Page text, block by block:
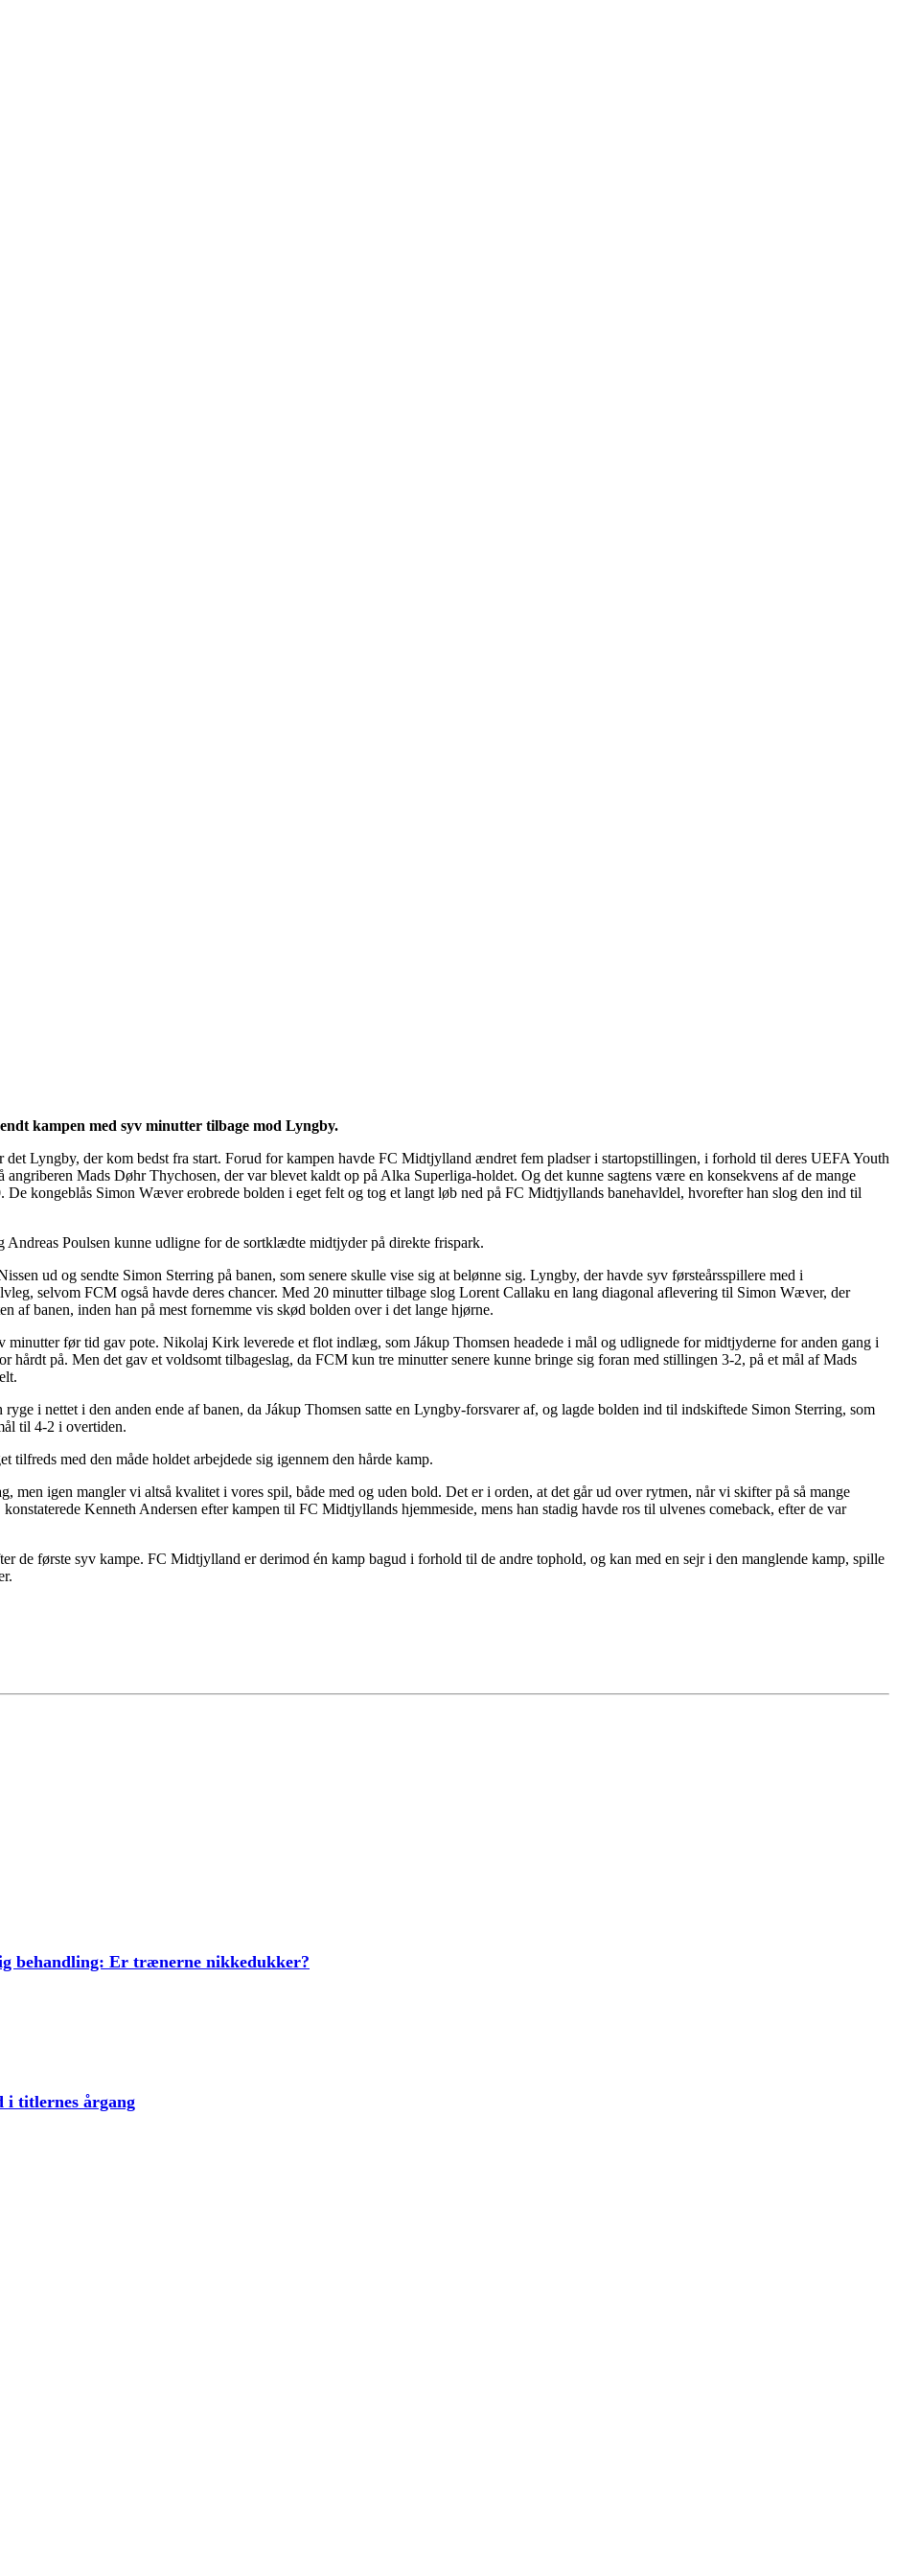
kampen med syv minutter tilbage mod Lyngby.
Lyngby, der kom bedst fra start. Forud for kampen havde FC Midtjylland ændret fem pladser i startopstillingen, i forhold til deres UEFA Youth
Mads Døhr Thychosen, der var blevet kaldt op på Alka Superliga-holdet. Og det kunne sagtens være en konsekvens af de mange
kongeblås Simon Wæver erobrede bolden i eget felt og tog et langt løb ned på FC Midtjyllands banehavldel, hvorefter han slog den ind til
Poulsen kunne udligne for de sortklædte midtjyder på direkte frispark.
ud og sendte Simon Sterring på banen, som senere skulle vise sig at belønne sig. Lyngby, der havde syv førsteårsspillere med i
selvom FCM også havde deres chancer. Med 20 minutter tilbage slog Lorent Callaku en lang diagonal aflevering til Simon Wæver, der
banen, inden han på mest fornemme vis skød bolden over i det lange hjørne.
før tid gav pote. Nikolaj Kirk leverede et flot indlæg, som Jákup Thomsen headede i mål og udlignede for midtjyderne for anden gang i
hårdt på. Men det gav et voldsomt tilbageslag, da FCM kun tre minutter senere kunne bringe sig foran med stillingen 3-2, på et mål af Mads
i nettet i den anden ende af banen, da Jákup Thomsen satte en Lyngby-forsvarer af, og lagde bolden ind til indskiftede Simon Sterring, som
til 4-2 i overtiden.
med den måde holdet arbejdede sig igennem den hårde kamp.
men igen mangler vi altså kvalitet i vores spil, både med og uden bold. Det er i orden, at det går ud over rytmen, når vi skifter på så mange
Kenneth Andersen efter kampen til FC Midtjyllands hjemmeside, mens han stadig havde ros til ulvenes comeback, efter de var
de første syv kampe. FC Midtjylland er derimod én kamp bagud i forhold til de andre tophold, og kan med en sejr i den manglende kamp, spille
behandling: Er trænerne nikkedukker?
i titlernes årgang